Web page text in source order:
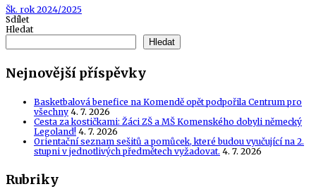
Tags
Šk. rok 2024/2025
Sdílet
Hledat
Hledat
Nejnovější příspěvky
Basketbalová benefice na Komendě opět podpořila Centrum pro
všechny 4. 7. 2026
Cesta za kostičkami: Žáci ZŠ a MŠ Komenského dobyli německý
Legoland! 4. 7. 2026
Orientační seznam sešitů a pomůcek, které budou vyučující na 2.
stupni v jednotlivých předmětech vyžadovat. 4. 7. 2026
Rubriky